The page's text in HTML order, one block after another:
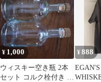
¥ 1,000
ウィスキー空き瓶 2本
セット コルク栓付き 保
¥888